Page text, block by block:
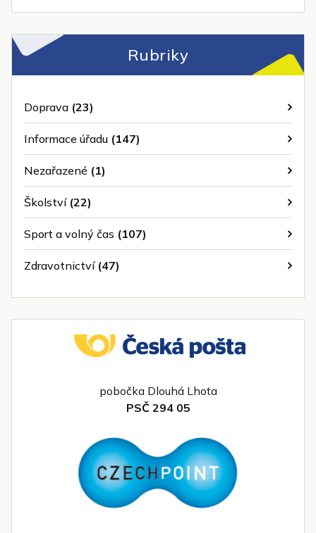
Rubriky
Doprava (23)
Informace úřadu (147)
Nezařazené (1)
Školství(22)
Sport a volný čas (107)
Zdravotnictví(47)
pobočka Dlouhá Lhota
PSČ 294 05